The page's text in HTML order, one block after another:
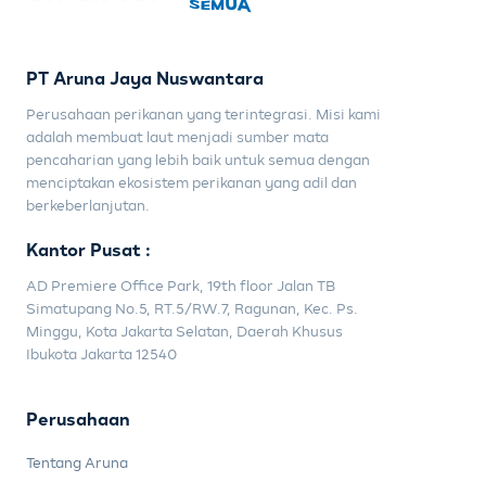
PT Aruna Jaya Nuswantara
Perusahaan perikanan yang terintegrasi. Misi kami
adalah membuat laut menjadi sumber mata
pencaharian yang lebih baik untuk semua dengan
menciptakan ekosistem perikanan yang adil dan
berkeberlanjutan.
Kantor Pusat :
AD Premiere Office Park, 19th floor Jalan TB
Simatupang No.5, RT.5/RW.7, Ragunan, Kec. Ps.
Minggu, Kota Jakarta Selatan, Daerah Khusus
Ibukota Jakarta 12540
Perusahaan
Tentang Aruna